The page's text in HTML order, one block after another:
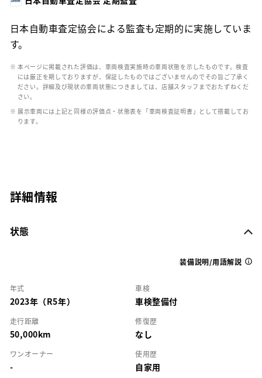
日本自動車査定協会による監査も定期的に実施していま
す。
※ 本ページに掲載された評価は、車両検査実施時の車両状態を示したものです。検査
には厳正を期しておりますが、保証したものではございませんのでその旨ご了承く
ださい。詳細及び現状の車両状態につきましては、店舗スタッフまでおたずねくだ
さい。
※ 展示車両には上記と同様の評価点・状態表を「車両検査証明書」として搭載してお
ります。
詳細情報
状態
装備説明/用語解説
年式
2023年（R5年）
車検
車検整備付
走行距離
50,000km
修復歴
なし
ワンオーナー
-
使用歴
自家用